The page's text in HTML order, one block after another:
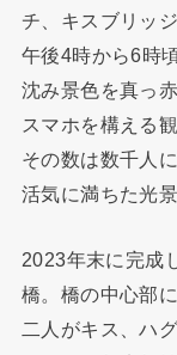
チ、キスブリッ
午後4時から6時
沈み景色を真っ
スマホを構える
その数は数千人
活気に満ちた光
2023年末に完成
橋。橋の中心部
二人がキス、ハ